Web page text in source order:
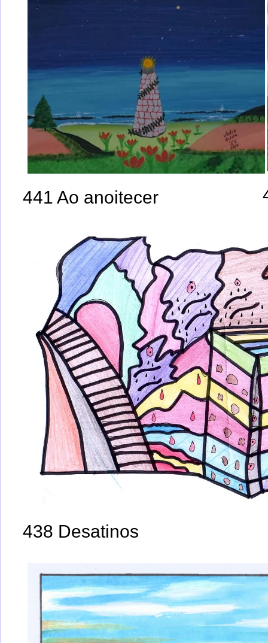
441 Ao anoitecer
438 Desatinos